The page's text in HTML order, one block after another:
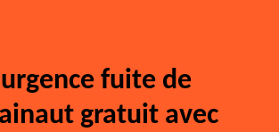
fuite de
gratuit avec